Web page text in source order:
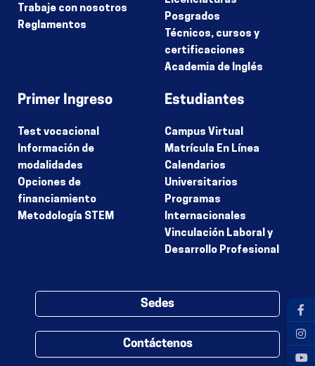
Trabaje con nosotros
Reglamentos
Posgrados
Técnicos, cursos y
certificaciones
Academia de Inglés
Primer Ingreso
Test vocacional
Información de
modalidades
Opciones de
financiamiento
Metodología STEM
Estudiantes
Campus Virtual
Matrícula En Línea
Calendarios
Universitarios
Programas
Internacionales
Vinculación Laboral y
Desarrollo Profesional
Sedes
Contáctenos